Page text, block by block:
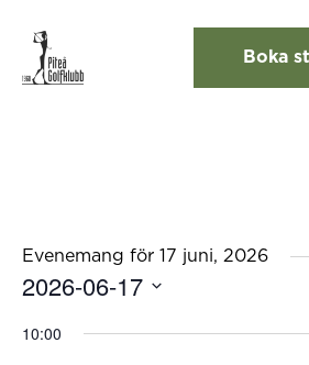
Boka
Evenemang för 17 juni, 2026
2026-06-17
datum.
10:00